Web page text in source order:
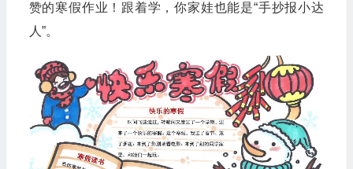
赞的寒假作业！跟着学，你家娃也能是“手抄报小达
人”。